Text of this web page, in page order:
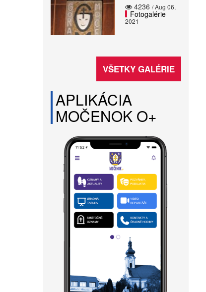
4236
Fotogalérie
/ Aug 06,
2021
VŠETKY GALÉRIE
APLIKÁCIA
MOČENOK O+